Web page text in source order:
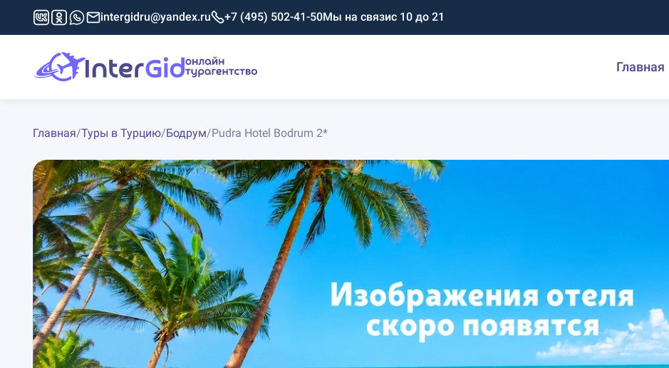
intergidru@yandex.ru +7 (495) 502-41-50Мы на связис 10 до 21
Главная
Главная/Туры в Турцию/Бодрум/Pudra Hotel Bodrum 2*